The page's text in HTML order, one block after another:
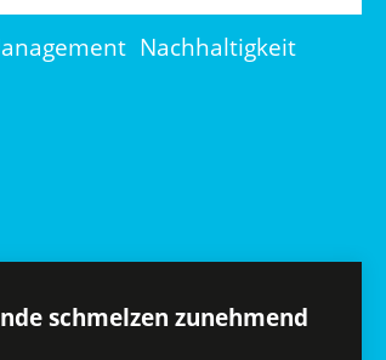
Nachhaltigkeit
schmelzen zunehmend